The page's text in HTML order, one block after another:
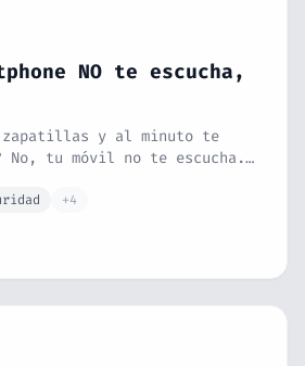
NO te escucha,
zapatillas y al minuto te
No, tu móvil no te escucha.
les hace falta. Te cuento
+4